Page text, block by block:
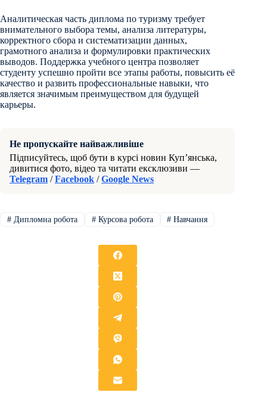
Аналитическая часть диплома по туризму требует
внимательного выбора темы, анализа литературы,
корректного сбора и систематизации данных,
грамотного анализа и формулировки практических
выводов. Поддержка учебного центра позволяет
студенту успешно пройти все этапы работы, повысить её
качество и развить профессиональные навыки, что
является значимым преимуществом для будущей
карьеры.
Не пропускайте найважливіше
Підписуйтесь, щоб бути в курсі новин Куп’янська,
дивитися фото, відео та читати ексклюзиви —
Telegram /Facebook /Google News
#Дипломна робота #Курсова робота # Навчання